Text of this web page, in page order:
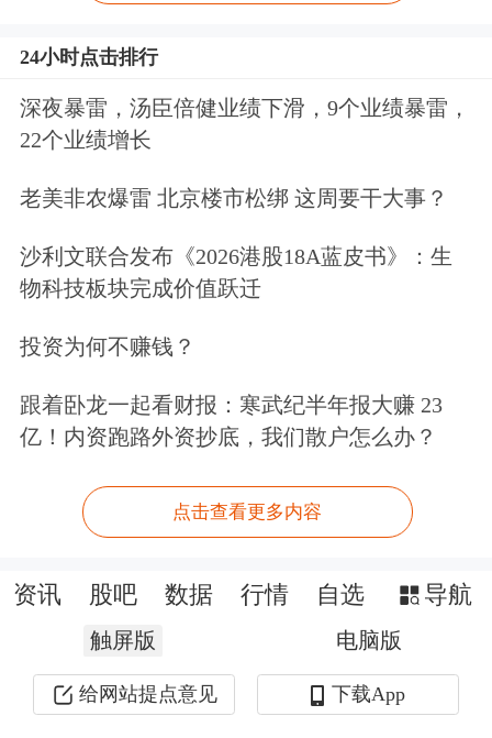
格为3912港元，而29日香港六福珠宝的
挂牌价为每克1380港元。虽然有折扣，
该店内按“克重+加工费”计的金饰品
高。
该店对指定足金金章、金条类价格进行
9.5折优惠。“推出这个折扣大概有一两
个星期了，我们还有手续费优惠，有的
是仅需1港元、有的是3折，购买指定一
口价珠宝镶嵌产品还可享受周大福积分
回赠。”
在深圳，记者了解到，部分金饰品牌也
有优惠活动。
24小时点击排行
深夜暴雷，汤臣倍健业绩下滑，9个业绩暴雷，
22个业绩增长
老美非农爆雷 北京楼市松绑 这周要干大事？
沙利文联合发布《2026港股18A蓝皮书》：生
物科技板块完成价值跃迁
投资为何不赚钱？
跟着卧龙一起看财报：寒武纪半年报大赚 23
亿！内资跑路外资抄底，我们散户怎么办？
点击查看更多内容
资讯 股吧 数据 行情 自选 导航
触屏版 电脑版
给网站提点意见 下载App